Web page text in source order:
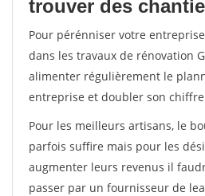
trouver des
Pour pérénniser votre
dans les travaux de rénovation
alimenter régulièrement le
entreprise et doubler son
Pour les meilleurs artisans, le
parfois suffire mais pour les
augmenter leurs revenus il
passer par un fournisseur de